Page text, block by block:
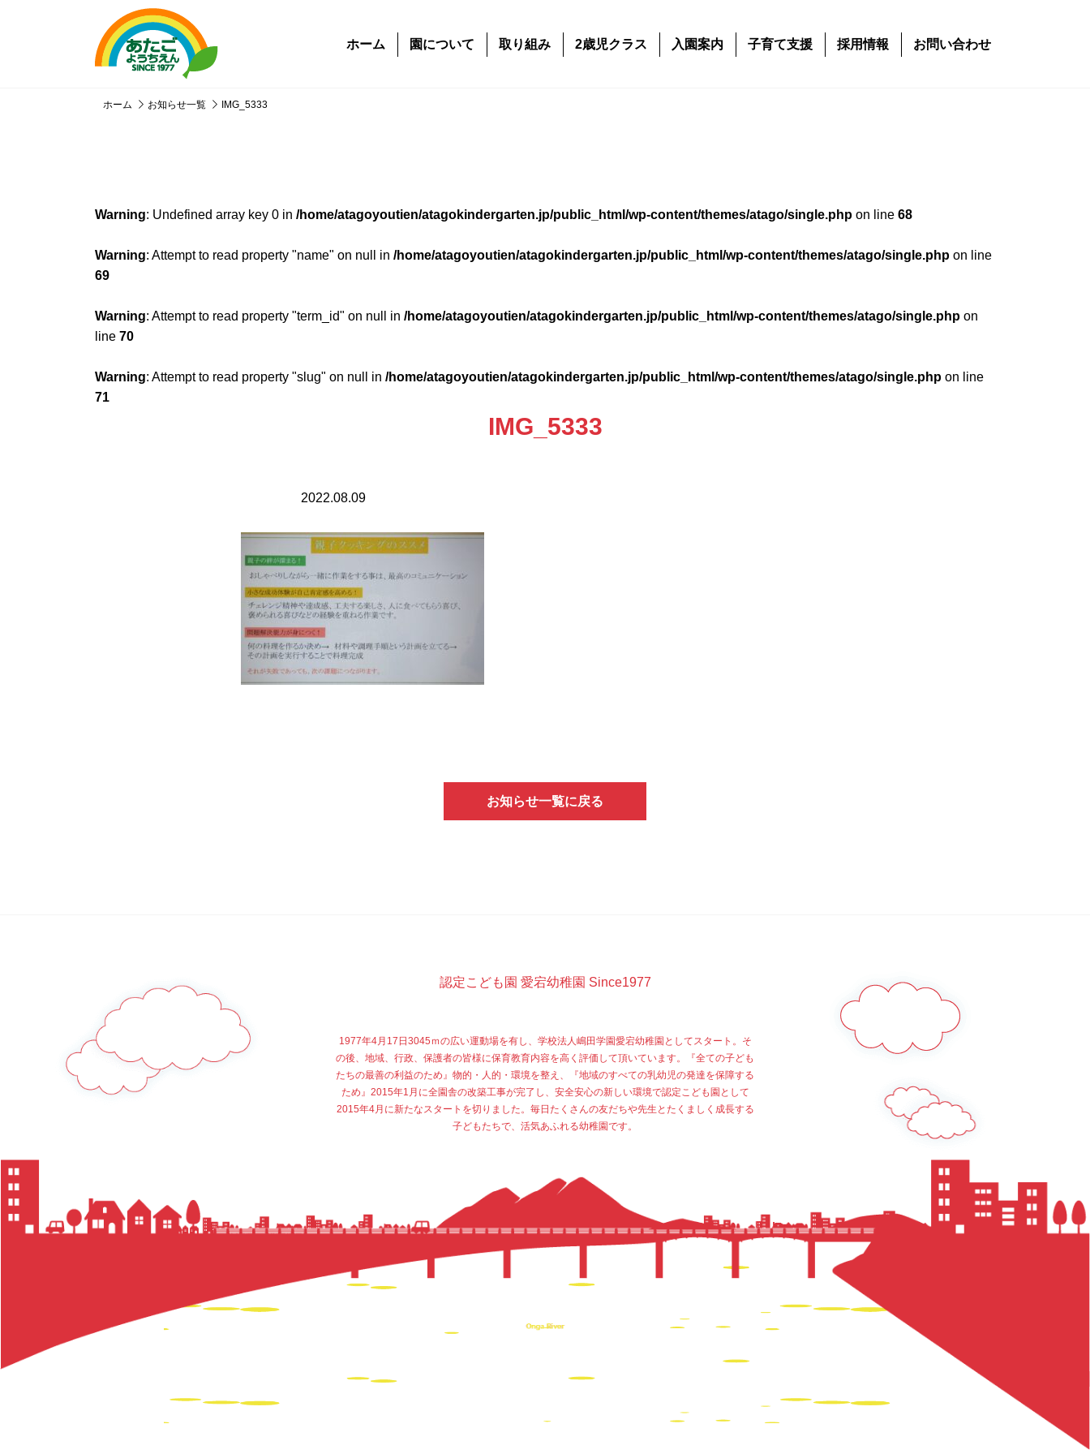
ホーム 園について 取り組み 2歳児クラス 入園案内 子育て支援 採用情報 お問い合わせ
ホーム お知らせ一覧 IMG_5333
Warning: Undefined array key 0 in /home/atagoyoutien/atagokindergarten.jp/public_html/wp-content/themes/atago/single.php on line 68
Warning: Attempt to read property "name" on null in /home/atagoyoutien/atagokindergarten.jp/public_html/wp-content/themes/atago/single.php on line
69
Warning: Attempt to read property "term_id" on null in /home/atagoyoutien/atagokindergarten.jp/public_html/wp-content/themes/atago/single.php on
line 70
Warning: Attempt to read property "slug" on null in /home/atagoyoutien/atagokindergarten.jp/public_html/wp-content/themes/atago/single.php on line
71
IMG_5333
2022.08.09
お知らせ一覧に戻る
認定こども園 愛宕幼稚園 Since1977
1977年4月17日3045ｍの広い運動場を有し、学校法人嶋田学園愛宕幼稚園としてスタート。そ
の後、地域、行政、保護者の皆様に保育教育内容を高く評価して頂いています。『全ての子ども
たちの最善の利益のため』物的・人的・環境を整え、『地域のすべての乳幼児の発達を保障する
ため』2015年1月に全園舎の改築工事が完了し、安全安心の新しい環境で認定こども園として
2015年4月に新たなスタートを切りました。毎日たくさんの友だちや先生とたくましく成長する
子どもたちで、活気あふれる幼稚園です。